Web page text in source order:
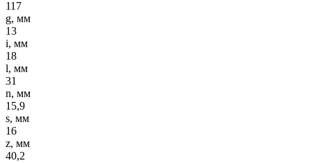
117
g, мм
13
i, мм
18
l, мм
31
n, мм
15,9
s, мм
16
z, мм
40,2